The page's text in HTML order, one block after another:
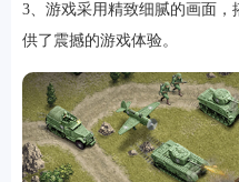
3、游戏采用精致细腻的画面
供了震撼的游戏体验。